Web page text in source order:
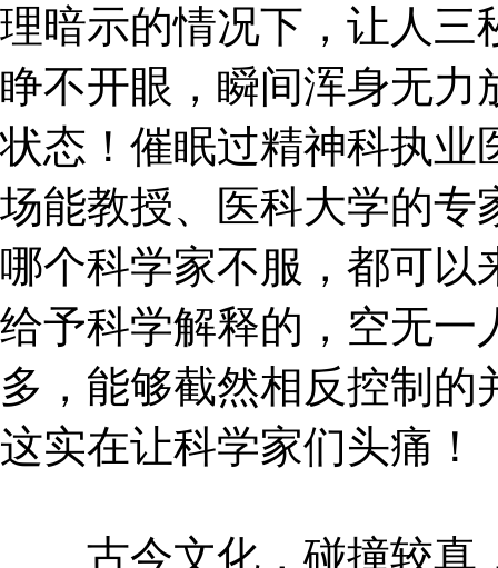
理暗示的情况下，让人三
睁不开眼，瞬间浑身无力
状态！催眠过精神科执业
场能教授、医科大学的专
哪个科学家不服，都可以
给予科学解释的，空无一
多，能够截然相反控制
这实在让科学家们头痛！
古今文化，碰撞较真